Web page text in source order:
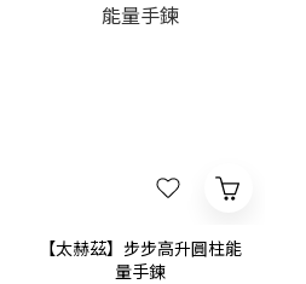
【太赫茲】步步高升圓柱能
量手鍊